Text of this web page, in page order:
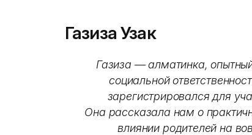
Газиза Узак
Газиза — алматинка,
социальной
зарегистрировался для
Она рассказала нам о
влиянии родителей на